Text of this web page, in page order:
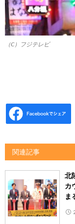
（C）フジテレビ
関連記事
北
カ
ま